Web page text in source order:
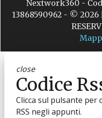
Nextwork360 -
13868590962 - © 2026
close
Codice
Clicca sul pulsante per
RSS negli appunti.